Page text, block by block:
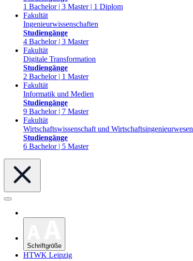
1 Bachelor | 3 Master | 1 Diplom
Fakultät
Ingenieurwissenschaften
Studiengänge
4 Bachelor | 3 Master
Fakultät
Digitale Transformation
Studiengänge
2 Bachelor | 1 Master
Fakultät
Informatik und Medien
Studiengänge
9 Bachelor | 7 Master
Fakultät
Wirtschaftswissenschaft und Wirtschaftsingenieurwesen
Studiengänge
6 Bachelor | 5 Master
Schriftgröße
HTWK Leipzig